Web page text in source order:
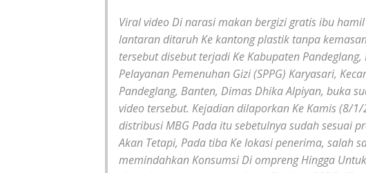
Viral video Di narasi makan bergizi gratis ibu
lantaran ditaruh Ke kantong plastik tanpa
tersebut disebut terjadi Ke Kabupaten
Pelayanan Pemenuhan Gizi (SPPG) Karyasari,
Pandeglang, Banten, Dimas Dhika Alpiyan, buka
video tersebut. Kejadian dilaporkan Ke Kamis (8/
distribusi MBG Pada itu sebetulnya sudah sesuai
Akan Tetapi, Pada tiba Ke lokasi penerima, salah
memindahkan Konsumsi Di ompreng Hingga